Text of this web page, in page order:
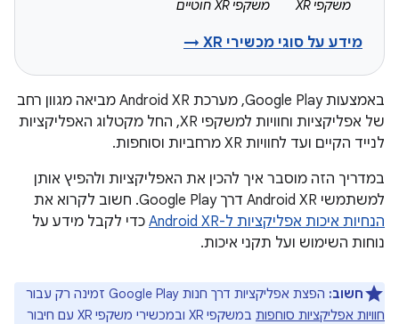
משקפי XR משקפי XR חוטיים
מידע על סוגי מכשירי XR →
באמצעות Google Play, מערכת Android XR מביאה מגוון רחב
של אפליקציות וחוויות למשקפי XR, החל מקטלוג האפליקציות
לנייד הקיים ועד לחוויות XR מרחביות וסוחפות.
במדריך הזה מוסבר איך להכין את האפליקציות ולהפיץ אותן
למשתמשי Android XR דרך Google Play. חשוב לקרוא את
הנחיות איכות אפליקציות ל-Android XR
כדי לקבל מידע על
נוחות השימוש ועל תקני איכות.
חשוב: הפצת אפליקציות דרך חנות Google Play זמינה רק עבור
חוויות אפליקציות סוחפות
במשקפי XR ובמכשירי משקפי XR עם חיבור